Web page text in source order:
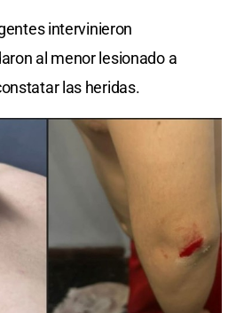
intervinieron
al menor lesionado a
las heridas.